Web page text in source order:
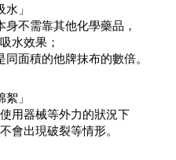
水」
不需靠其他化學藥品，
水效果；
面積的他牌抹布的數倍。
絮」
用器械等外力的狀況下
會出現破裂等情形。